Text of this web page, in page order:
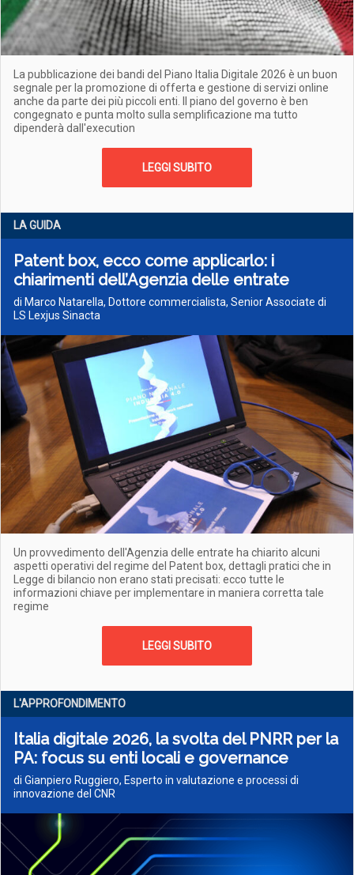
La pubblicazione dei bandi del Piano Italia Digitale 2026 è un buon
segnale per la promozione di offerta e gestione di servizi online
anche da parte dei più piccoli enti. Il piano del governo è ben
congegnato e punta molto sulla semplificazione ma tutto
dipenderà dall'execution
LEGGI SUBITO
LA GUIDA
Patent box, ecco come applicarlo: i
chiarimenti dell’Agenzia delle entrate
di Marco Natarella, Dottore commercialista, Senior Associate di
LS Lexjus Sinacta
Un provvedimento dell'Agenzia delle entrate ha chiarito alcuni
aspetti operativi del regime del Patent box, dettagli pratici che in
Legge di bilancio non erano stati precisati: ecco tutte le
informazioni chiave per implementare in maniera corretta tale
regime
LEGGI SUBITO
L'APPROFONDIMENTO
Italia digitale 2026, la svolta del PNRR per la
PA: focus su enti locali e governance
di Gianpiero Ruggiero, Esperto in valutazione e processi di
innovazione del CNR